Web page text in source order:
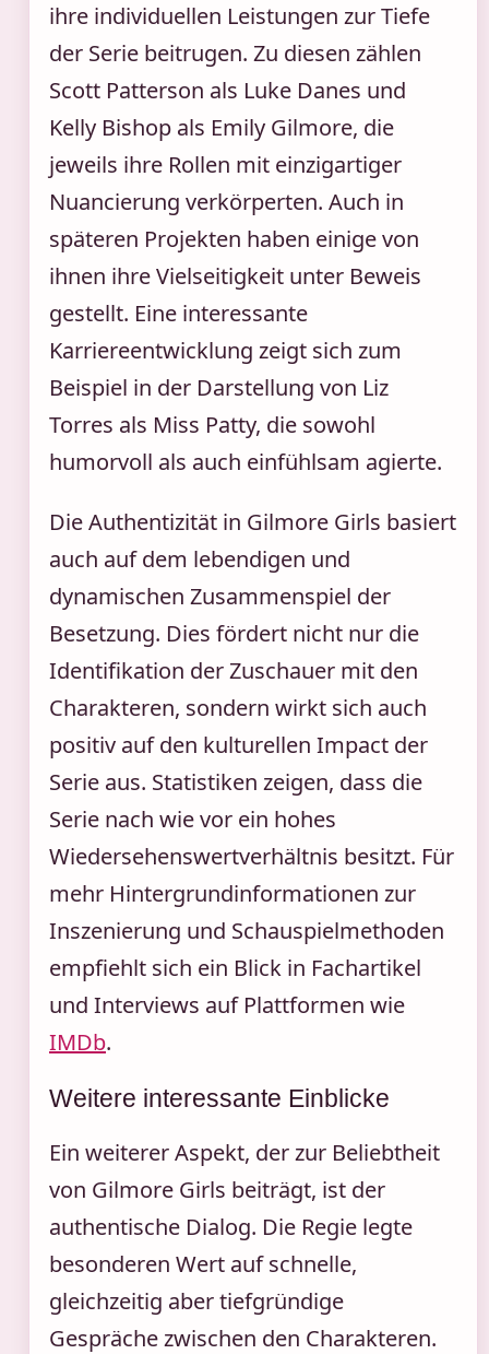
ihre individuellen Leistungen zur Tiefe
der Serie beitrugen. Zu diesen zählen
Scott Patterson als Luke Danes und
Kelly Bishop als Emily Gilmore, die
jeweils ihre Rollen mit einzigartiger
Nuancierung verkörperten. Auch in
späteren Projekten haben einige von
ihnen ihre Vielseitigkeit unter Beweis
gestellt. Eine interessante
Karriereentwicklung zeigt sich zum
Beispiel in der Darstellung von Liz
Torres als Miss Patty, die sowohl
humorvoll als auch einfühlsam agierte.
Die Authentizität in Gilmore Girls basiert
auch auf dem lebendigen und
dynamischen Zusammenspiel der
Besetzung. Dies fördert nicht nur die
Identifikation der Zuschauer mit den
Charakteren, sondern wirkt sich auch
positiv auf den kulturellen Impact der
Serie aus. Statistiken zeigen, dass die
Serie nach wie vor ein hohes
Wiedersehenswertverhältnis besitzt. Für
mehr Hintergrundinformationen zur
Inszenierung und Schauspielmethoden
empfiehlt sich ein Blick in Fachartikel
und Interviews auf Plattformen wie
IMDb.
Weitere interessante Einblicke
Ein weiterer Aspekt, der zur Beliebtheit
von Gilmore Girls beiträgt, ist der
authentische Dialog. Die Regie legte
besonderen Wert auf schnelle,
gleichzeitig aber tiefgründige
Gespräche zwischen den Charakteren.